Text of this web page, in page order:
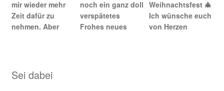
Sei dabei